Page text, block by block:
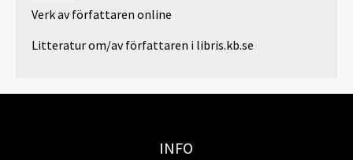
Verk av författaren online
Litteratur om/av författaren i libris.kb.se
INFO